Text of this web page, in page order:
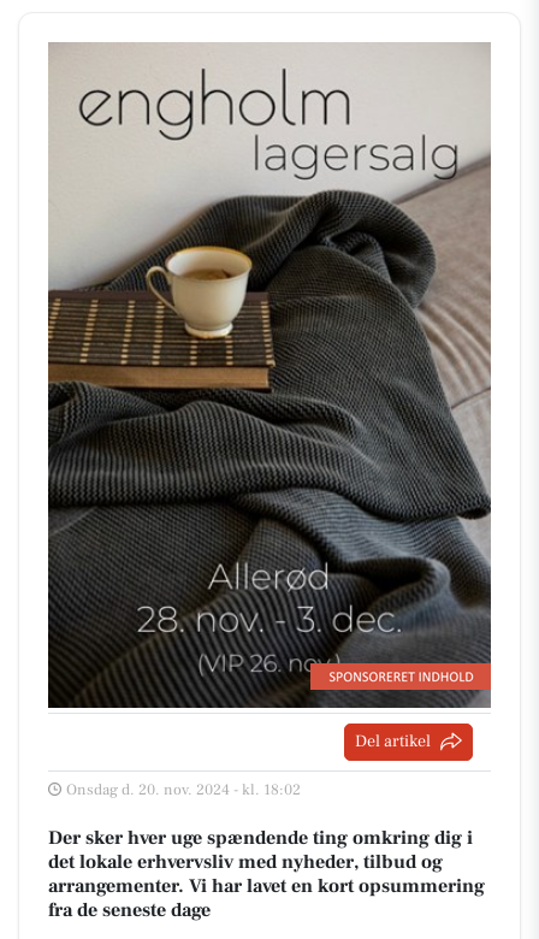
Del artikel
Onsdag d. 20. nov. 2024 - kl. 18:02
Der sker hver uge spændende ting omkring dig i
det lokale erhvervsliv med nyheder, tilbud og
arrangementer. Vi har lavet en kort opsummering
fra de seneste dage